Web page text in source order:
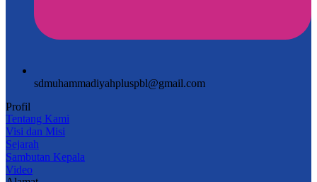
sdmuhammadiyahpluspbl@gmail.com
Profil
Tentang Kami
Visi dan Misi
Sejarah
Sambutan Kepala
Video